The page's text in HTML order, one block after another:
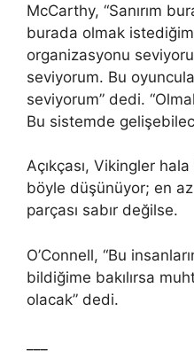
McCarthy, “Sanırım
burada olmak
organizasyonu
seviyorum. Bu
seviyorum” dedi.
Bu sistemde
Açıkçası, Vikingler
böyle düşünüyor; en
parçası sabır değilse.
O’Connell, “Bu
bildiğime bakılırsa
olacak” dedi.